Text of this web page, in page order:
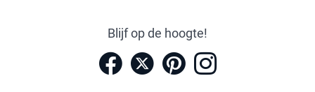
Blijf op de hoogte!